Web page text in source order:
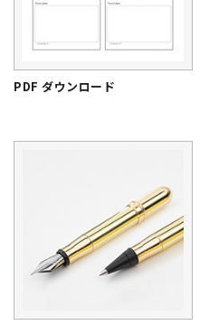
PDF ダウンロード